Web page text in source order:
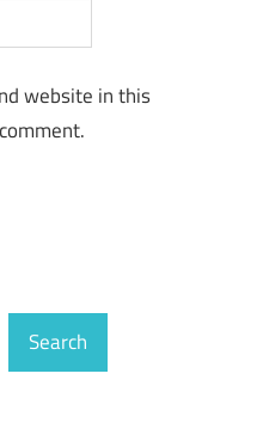
website in this
Search